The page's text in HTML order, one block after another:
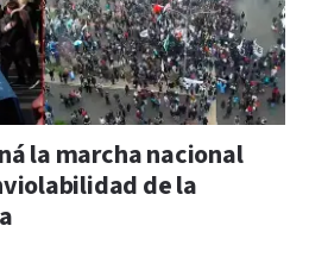
la marcha nacional
de la